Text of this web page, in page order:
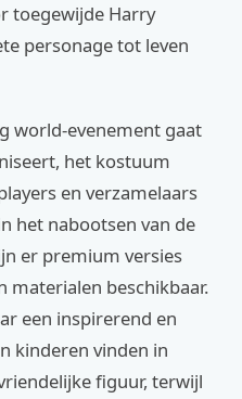
toegewijde Harry
personage tot leven
world-evenement gaat
het kostuum
en verzamelaars
het nabootsen van de
er premium versies
materialen beschikbaar.
een inspirerend en
kinderen vinden in
figuur, terwijl